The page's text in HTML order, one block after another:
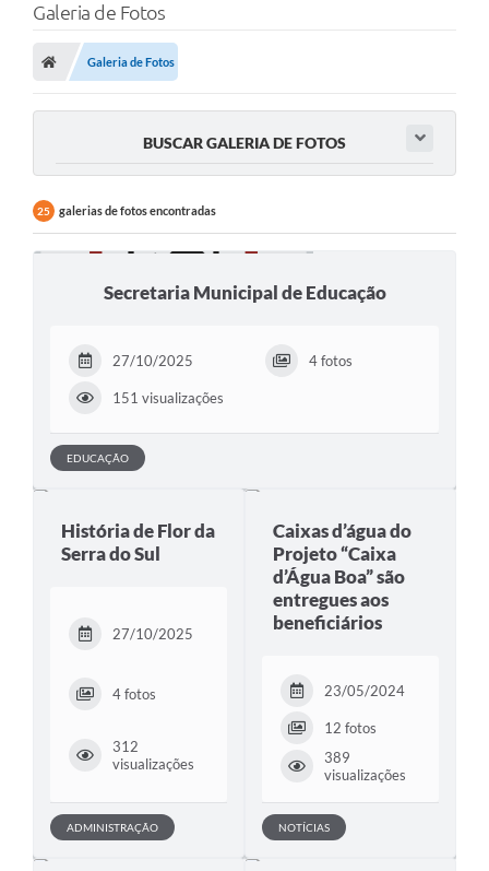
Galeria de Fotos
Galeria de Fotos
BUSCAR GALERIA DE FOTOS
25 galerias de fotos encontradas
Secretaria Municipal de Educação
27/10/2025 4 fotos
151 visualizações
EDUCAÇÃO
História de Flor da
Serra do Sul
27/10/2025
4 fotos
312
visualizações
ADMINISTRAÇÃO
Caixas d’água do
Projeto “Caixa
d’Água Boa” são
entregues aos
beneficiários
23/05/2024
12 fotos
389
visualizações
NOTÍCIAS